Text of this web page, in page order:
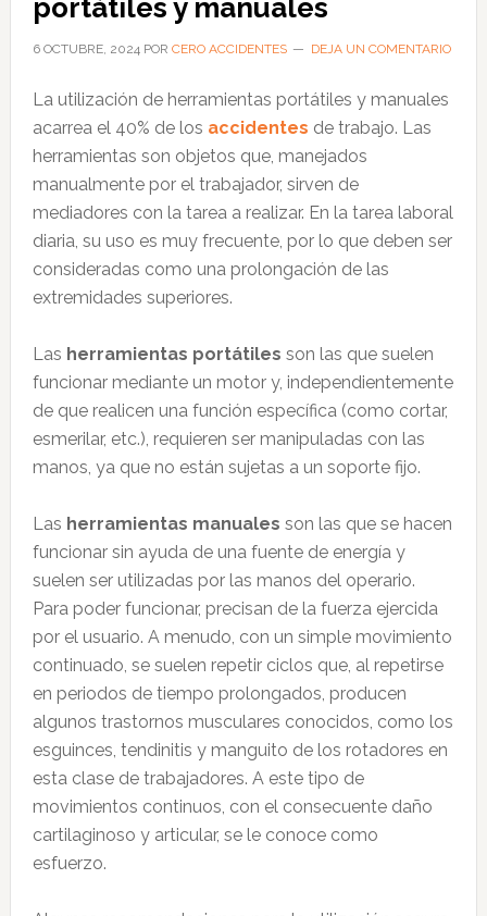
portátiles y manuales
6 OCTUBRE, 2024POR CERO ACCIDENTES DEJA UN COMENTARIO
La utilización de herramientas portátiles y manuales
acarrea el 40% de los accidentes de trabajo. Las
herramientas son objetos que, manejados
manualmente por el trabajador, sirven de
mediadores con la tarea a realizar. En la tarea laboral
diaria, su uso es muy frecuente, por lo que deben ser
consideradas como una prolongación de las
extremidades superiores.
Las herramientas portátiles son las que suelen
funcionar mediante un motor y, independientemente
de que realicen una función específica (como cortar,
esmerilar, etc.), requieren ser manipuladas con las
manos, ya que no están sujetas a un soporte fijo.
Las herramientas manuales son las que se hacen
funcionar sin ayuda de una fuente de energía y
suelen ser utilizadas por las manos del operario.
Para poder funcionar, precisan de la fuerza ejercida
por el usuario. A menudo, con un simple movimiento
continuado, se suelen repetir ciclos que, al repetirse
en periodos de tiempo prolongados, producen
algunos trastornos musculares conocidos, como los
esguinces, tendinitis y manguito de los rotadores en
esta clase de trabajadores. A este tipo de
movimientos continuos, con el consecuente daño
cartilaginoso y articular, se le conoce como
esfuerzo.